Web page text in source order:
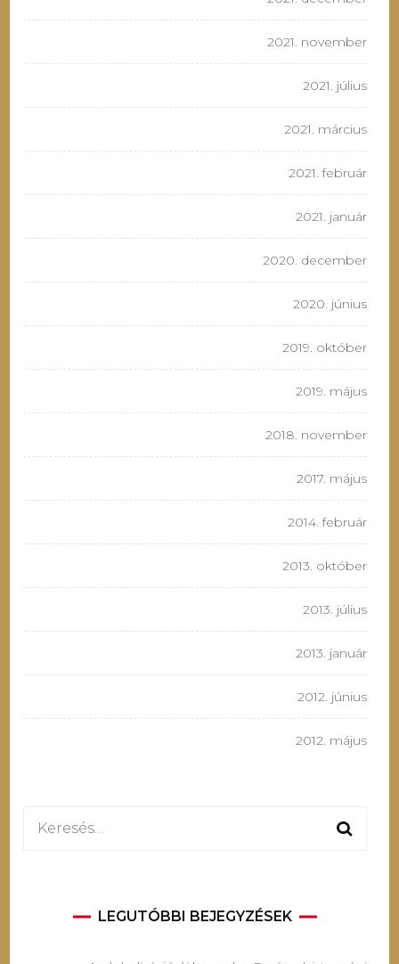
2021. november
2021. július
2021. március
2021. február
2021. január
2020. december
2020. június
2019. október
2019. május
2018. november
2017. május
2014. február
2013. október
2013. július
2013. január
2012. június
2012. május
Keresés:
LEGUTÓBBI BEJEGYZÉSEK